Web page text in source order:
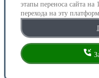
этапы переноса сайта
перехода на эту